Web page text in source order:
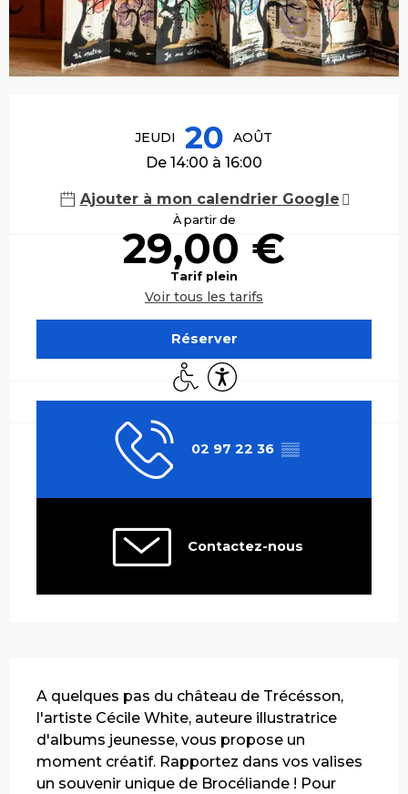
JEUDI 20 AOÛT
De 14:00 à 16:00
Ajouter à mon calendrier Google
À partir de
29,00 €
Tarif plein
Voir tous les tarifs
Réserver
Accès handicapés
Accessibilité
02 97 22 36 ▒▒
Contactez-nous
A quelques pas du château de Trécésson,
l'artiste Cécile White, auteure illustratrice
d'albums jeunesse, vous propose un
moment créatif. Rapportez dans vos valises
un souvenir unique de Brocéliande ! Pour